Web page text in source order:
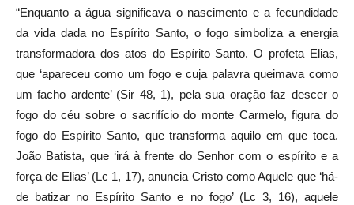
“Enquanto a água significava o nascimento e a fecundidade
da vida dada no Espírito Santo, o fogo simboliza a energia
transformadora dos atos do Espírito Santo. O profeta Elias,
que ‘apareceu como um fogo e cuja palavra queimava como
um facho ardente’ (Sir 48, 1), pela sua oração faz descer o
fogo do céu sobre o sacrifício do monte Carmelo, figura do
fogo do Espírito Santo, que transforma aquilo em que toca.
João Batista, que ‘irá à frente do Senhor com o espírito e a
força de Elias’ (Lc 1, 17), anuncia Cristo como Aquele que ‘há-
de batizar no Espírito Santo e no fogo’ (Lc 3, 16), aquele